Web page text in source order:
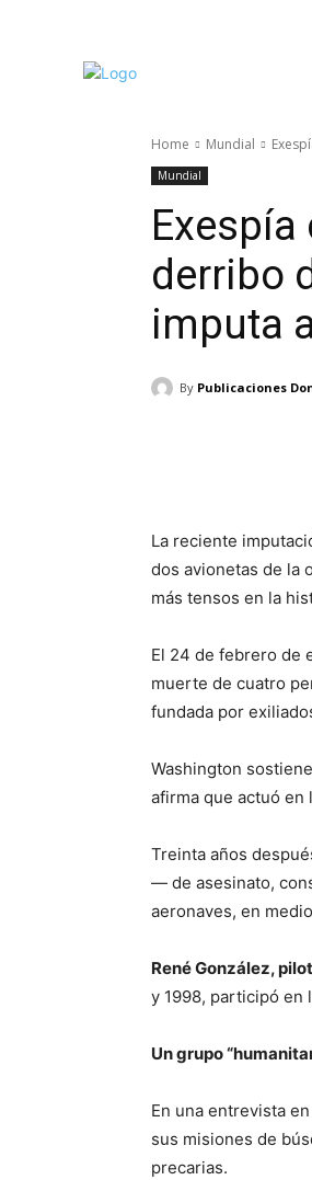
Home Mundial
Mundial
Exespía
derribo
imputa
By Publicaciones
La reciente
dos avionetas de la
más tensos en la
El 24 de febrero de
muerte de cuatro
fundada por
Washington
afirma que actuó
Treinta años
— de asesinato,
aeronaves, en
René González,
y 1998, participó en
Un grupo
En una entrevista
sus misiones de
precarias.